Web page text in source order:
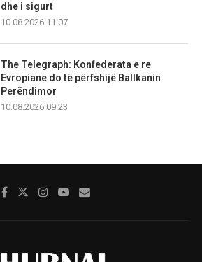
dhe i sigurt
10.08.2026 11:07
The Telegraph: Konfederata e re
Evropiane do të përfshijë Ballkanin
Perëndimor
10.08.2026 09:23